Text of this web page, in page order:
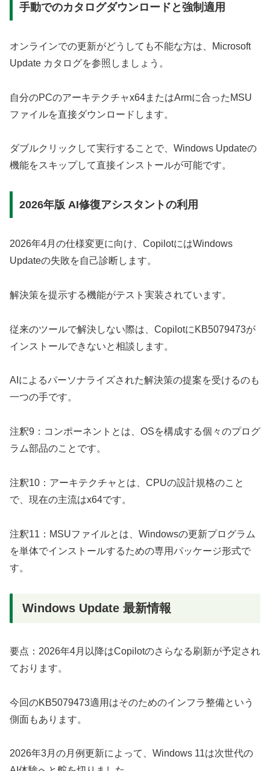
手動でのカタログダウンロードと強制適用
オンラインでの更新がどうしても不能な方は、Microsoft
Update カタログを参照しましょう。
自分のPCのアーキテクチャx64またはArmに合ったMSU
ファイルを直接ダウンロードします。
ダブルクリックして実行することで、Windows Updateの
機能をスキップして直接インストールが可能です。
2026年版 AI修復アシスタントの利用
2026年4月の仕様変更に向け、CopilotにはWindows
Updateの失敗を自己診断します。
解決策を提示する機能がテスト実装されています。
従来のツールで解決しない際は、CopilotにKB5079473が
インストールできないと相談します。
AIによるパーソナライズされた解決策の提案を受けるのも
一つの手です。
注釈9：コンポーネントとは、OSを構成する個々のプログ
ラム部品のことです。
注釈10：アーキテクチャとは、CPUの設計規格のこと
で、現在の主流はx64です。
注釈11：MSUファイルとは、Windowsの更新プログラム
を単体でインストールするための専用パッケージ形式で
す。
Windows Update 最新情報
要点：2026年4月以降はCopilotのさらなる刷新が予定され
ております。
今回のKB5079473適用はそのためのインフラ整備という
側面もあります。
2026年3月の月例更新によって、Windows 11は次世代の